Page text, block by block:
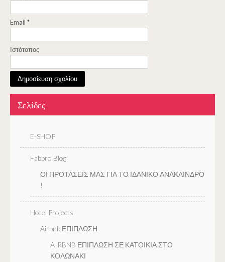
Email *
Ιστότοπος
Σελίδες
E-SHOP
Fabbro Blog
ΟΙ ΠΡΟΤΑΣΕΙΣ ΜΑΣ ΓΙΑ ΤΟ ΙΔΑΝΙΚΟ ΑΝΑΚΛΙΝΔΡΟ
!
Hotel Projects
Airbnb ΕΠΙΠΛΩΣΗ
AIRBNB ΕΠΙΠΛΩΣΗ ΣΕ ΚΑΤΟΙΚΙΑ ΣΤΟ
ΚΟΛΩΝΑΚΙ